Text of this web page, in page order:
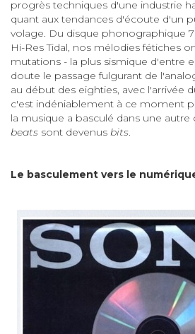
progrès techniques d'une industrie
quant aux tendances d'écoute d'un
volage. Du disque phonographique
Hi-Res Tidal, nos mélodies fétiches
mutations - la plus sismique d'entre
doute le passage fulgurant de
au début des eighties, avec l'arrivée
c'est indéniablement à ce moment
la musique a basculé dans une
beats sont devenus bits.
Le basculement vers le